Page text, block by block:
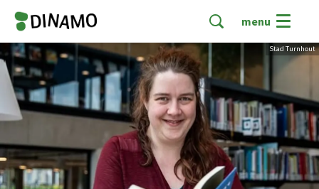
menu
Stad Turnhout